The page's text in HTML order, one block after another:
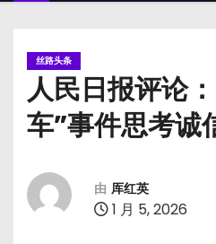
丝路头条
人民日报评论
车”事件思考诚
由 厍红英
1 月 5, 2026